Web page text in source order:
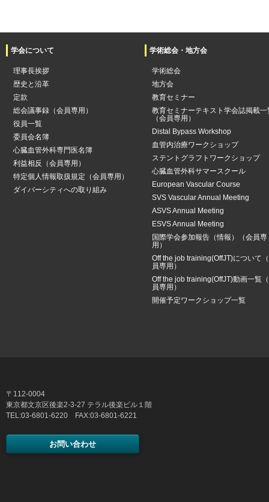
学会について
理事長挨拶
歴史と沿革
定款
総会議事録（会員専用）
役員一覧
委員会名簿
心臓血管外科専門医名簿
利益相反（会員専用）
特定個人情報取扱規定（会員専用）
ダイバーシティへの取り組み
学術総会・地方会
学術総会
地方会
教育セミナー
教育セミナーテキスト学会誌掲載一
（会員専用）
Distal Bypass Workshop
血管内治療ワークショップ
ステントグラフトワークショップ
心臓血管外科サマースクール
European Vascular Course
SVS Vascular Annual Meeting
ASVS Annual Meeting
ESVS Annual Meeting
国際学会参加報告（情報）（会員専
用）
Off the job training(OffJT)について
員専用）
Off the job training(OffJT)動画一覧
員専用）
開催予定ワークショップ一覧
〒112-0004
東京都文京区後楽2-3-27 テラル後楽ビル１階
TEL:03-6801-6220 FAX:03-6801-6221
お問い合わせ